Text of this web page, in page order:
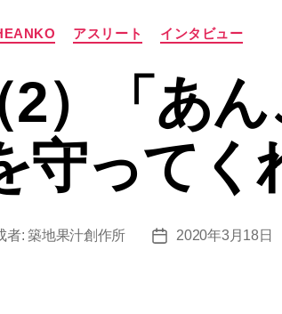
テ
アスリート インタビュー
）「あ
守ってく
者:築地果汁創作所
投
2020年3月18日